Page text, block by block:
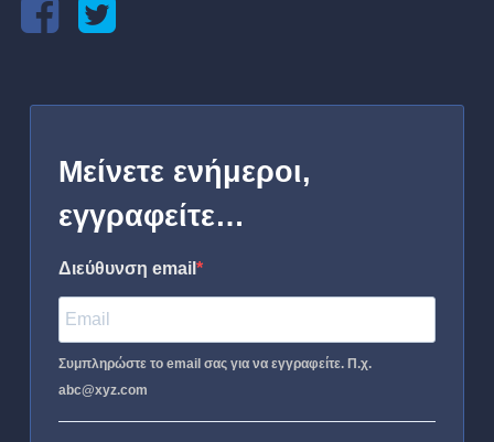
Μείνετε ενήμεροι,
εγγραφείτε…
Διεύθυνση email
Συμπληρώστε το email σας για να εγγραφείτε. Π.χ.
abc@xyz.com